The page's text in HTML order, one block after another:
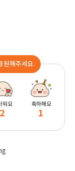
원해주세요.
워요
2
축하해요
1